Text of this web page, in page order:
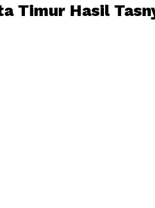
Timur Hasil